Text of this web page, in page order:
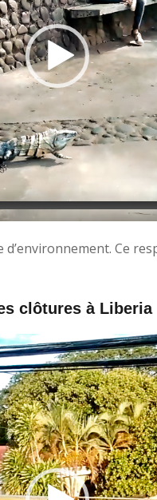
Ce
clôtures à Liberia
Video
Player